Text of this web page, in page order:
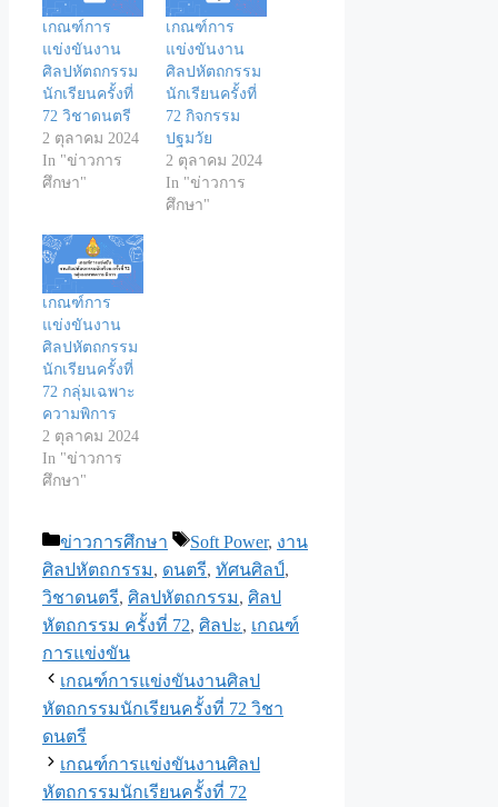
เกณฑ์การ
แข่งขันงาน
ศิลปหัตถกรรม
นักเรียนครั้งที่
72 วิชาดนตรี
2 ตุลาคม 2024
In "ข่าวการ
ศึกษา"
เกณฑ์การ
แข่งขันงาน
ศิลปหัตถกรรม
นักเรียนครั้งที่
72 กิจกรรม
ปฐมวัย
2 ตุลาคม 2024
In "ข่าวการ
ศึกษา"
เกณฑ์การ
แข่งขันงาน
ศิลปหัตถกรรม
นักเรียนครั้งที่
72 กลุ่มเฉพาะ
ความพิการ
2 ตุลาคม 2024
In "ข่าวการ
ศึกษา"
Categories
ข่าวการศึกษา Tags
Soft Power, งาน
ศิลปหัตถกรรม, ดนตรี, ทัศนศิลป์,
วิชาดนตรี, ศิลปหัตถกรรม, ศิลป
หัตถกรรม ครั้งที่ 72, ศิลปะ, เกณฑ์
การแข่งขัน
เกณฑ์การแข่งขันงานศิลป
หัตถกรรมนักเรียนครั้งที่ 72 วิชา
ดนตรี
เกณฑ์การแข่งขันงานศิลป
หัตถกรรมนักเรียนครั้งที่ 72